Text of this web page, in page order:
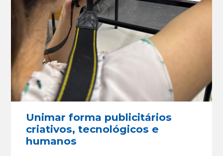
Unimar forma publicitários
criativos, tecnológicos e
humanos